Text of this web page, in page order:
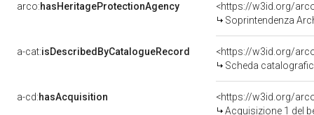
arco:hasHeritageProtectionAgency
<https://w3id.org/
Soprintendenza
a-cat:isDescribedByCatalogueRecord
<https://w3id.org/
Scheda
a-cd:hasAcquisition
<https://w3id.org/
Acquisizione 1 del